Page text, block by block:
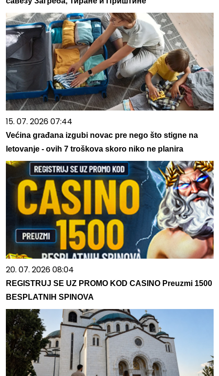
15. 07. 2026 07:44
Većina građana izgubi novac pre nego što stigne na
letovanje - ovih 7 troškova skoro niko ne planira
20. 07. 2026 08:04
REGISTRUJ SE UZ PROMO KOD CASINO Preuzmi 1500
BESPLATNIH SPINOVA